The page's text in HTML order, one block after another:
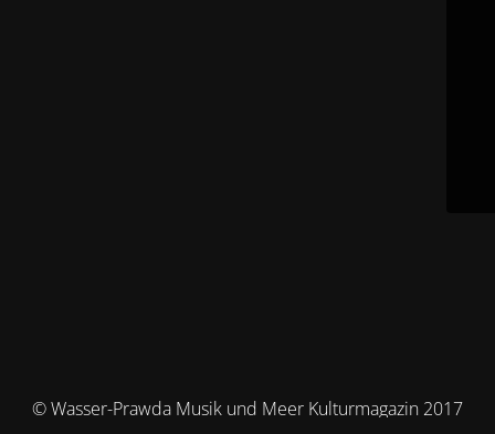
© Wasser-Prawda Musik und Meer Kulturmagazin 2017